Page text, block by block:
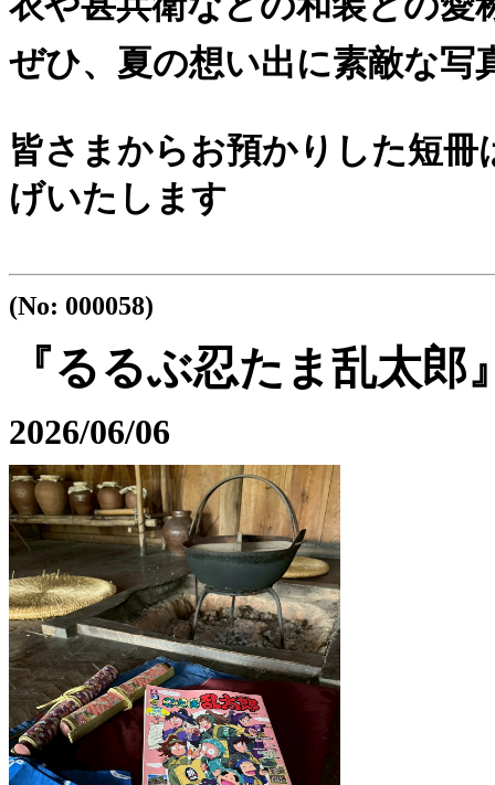
ぜひ、夏の想い出に素敵な写
皆さまからお預かりした短冊
げいたします
(No: 000058)
『るるぶ忍たま乱太郎
2026/06/06